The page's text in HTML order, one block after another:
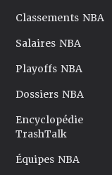
Classements NBA
Salaires NBA
Playoffs NBA
Dossiers NBA
Encyclopédie
TrashTalk
Équipes NBA